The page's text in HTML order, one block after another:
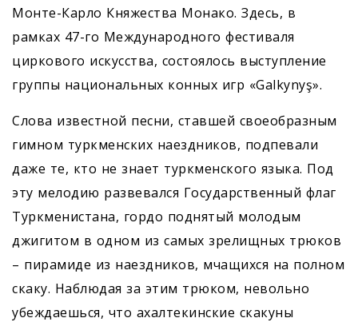
Монте-Карло Княжества Монако. Здесь, в
рамках 47-го Международного фестиваля
циркового искусства, состоялось выступление
группы национальных конных игр «Galkynyş».
Слова известной песни, ставшей своеобразным
гимном туркменских наездников, подпевали
даже те, кто не знает туркменского языка. Под
эту мелодию развевался Государственный флаг
Туркменистана, гордо поднятый молодым
джигитом в одном из самых зрелищных трюков
– пирамиде из наездников, мчащихся на полном
скаку. Наблюдая за этим трюком, невольно
убеждаешься, что ахалтекинские скакуны